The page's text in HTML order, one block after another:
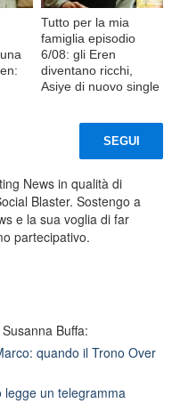
Tutto per la mia
famiglia episodio
6/08: gli Eren
diventano ricchi,
Asiye di nuovo single
SEGUI
News in qualità di
Blaster. Sostengo a
e la sua voglia di far
partecipativo.
Buffa:
quando il Trono Over
un telegramma